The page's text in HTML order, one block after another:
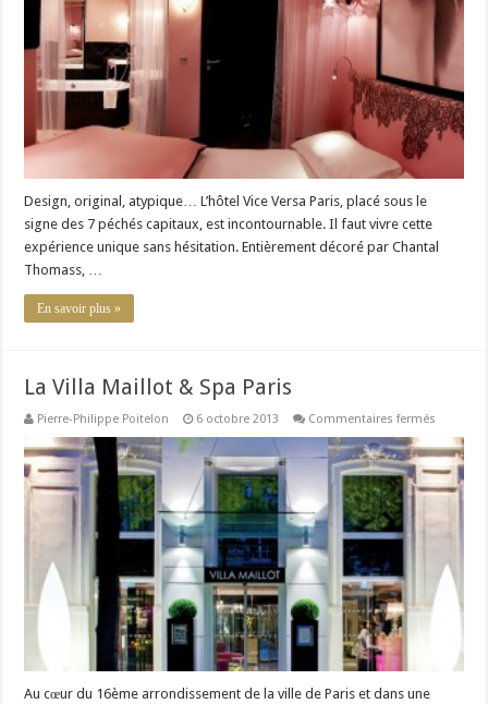
Design, original, atypique… L’hôtel Vice Versa Paris, placé sous le
signe des 7 péchés capitaux, est incontournable. Il faut vivre cette
expérience unique sans hésitation. Entièrement décoré par Chantal
Thomass, …
En savoir plus »
La Villa Maillot & Spa Paris
Pierre-Philippe Poitelon 6 octobre 2013 Commentaires fermés
Villa
Maillot
&
Spa
Paris
Au cœur du 16ème arrondissement de la ville de Paris et dans une